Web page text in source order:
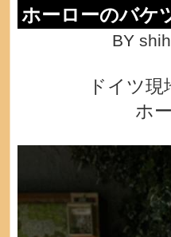
ホーローのバケ
BY
ドイツ
ホ